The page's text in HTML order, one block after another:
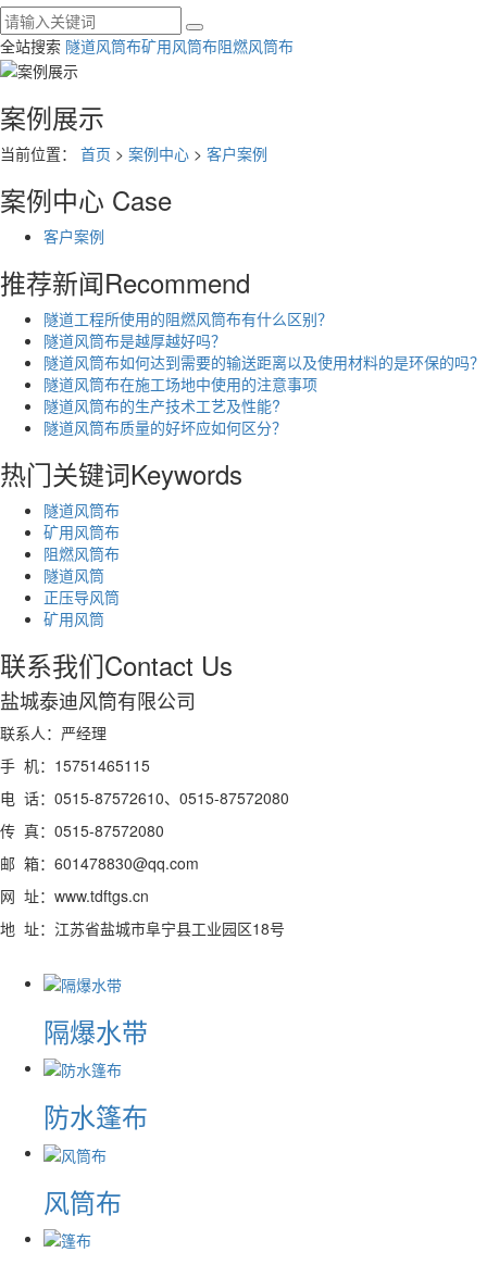
全站搜索 隧道风筒布矿用风筒布阻燃风筒布
案例展示
当前位置： 首页 > 案例中心 > 客户案例
案例中心 Case
客户案例
推荐新闻Recommend
隧道工程所使用的阻燃风筒布有什么区别？
隧道风筒布是越厚越好吗？
隧道风筒布如何达到需要的输送距离以及使用材料的是环保的吗？
隧道风筒布在施工场地中使用的注意事项
隧道风筒布的生产技术工艺及性能?
隧道风筒布质量的好坏应如何区分？
热门关键词Keywords
隧道风筒布
矿用风筒布
阻燃风筒布
隧道风筒
正压导风筒
矿用风筒
联系我们Contact Us
盐城泰迪风筒有限公司
联系人：严经理
手 机：15751465115
电 话：0515-87572610、0515-87572080
传 真：0515-87572080
邮 箱：601478830@qq.com
网 址：www.tdftgs.cn
地 址：江苏省盐城市阜宁县工业园区18号
隔爆水带
防水篷布
风筒布